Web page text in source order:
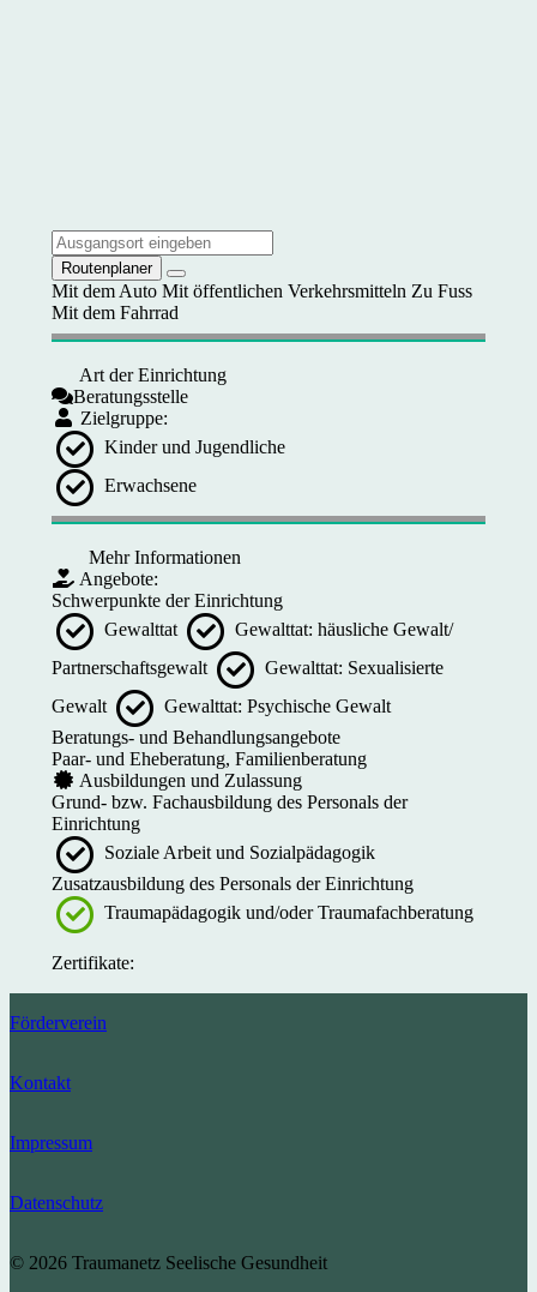
Routenplaner
Mit dem Auto Mit öffentlichen Verkehrsmitteln Zu Fuss
Mit dem Fahrrad
Art der Einrichtung
Beratungsstelle
Zielgruppe:
Kinder und Jugendliche
Erwachsene
Mehr Informationen
Angebote:
Schwerpunkte der Einrichtung
Gewalttat
Gewalttat: häusliche Gewalt/
Partnerschaftsgewalt
Gewalttat: Sexualisierte
Gewalt
Gewalttat: Psychische Gewalt
Beratungs- und Behandlungsangebote
Paar- und Eheberatung, Familienberatung
Ausbildungen und Zulassung
Grund- bzw. Fachausbildung des Personals der
Einrichtung
Soziale Arbeit und Sozialpädagogik
Zusatzausbildung des Personals der Einrichtung
Traumapädagogik und/oder Traumafachberatung
Zertifikate:
Förderverein
Kontakt
Impressum
Datenschutz
© 2026 Traumanetz Seelische Gesundheit